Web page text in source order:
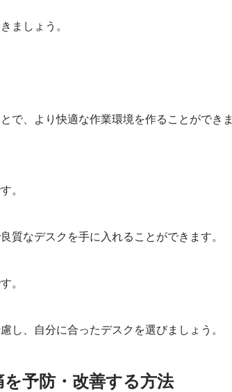
ましょう。
で、より快適な作業環境を作ることができま
。
質なデスクを手に入れることができます。
。
し、自分に合ったデスクを選びましょう。
予防・改善する方法